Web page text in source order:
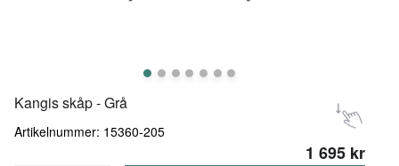
Kangis skåp - Grå
Artikelnummer: 15360-205
1 695 kr